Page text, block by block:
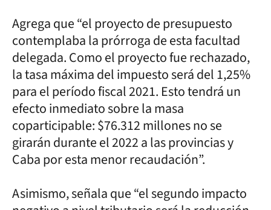
Agrega que “el proyecto de presupuesto
contemplaba la prórroga de esta facultad
delegada. Como el proyecto fue rechazado,
la tasa máxima del impuesto será del 1,25%
para el período fiscal 2021. Esto tendrá un
efecto inmediato sobre la masa
coparticipable: $76.312 millones no se
girarán durante el 2022 a las provincias y
Caba por esta menor recaudación”.
Asimismo, señala que “el segundo impacto